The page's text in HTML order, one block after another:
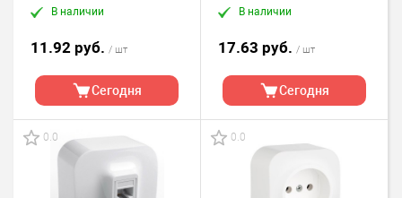
В наличии
11.92 руб. / шт
Сегодня
В наличии
17.63 руб. / шт
Сегодня
0.0 0.0